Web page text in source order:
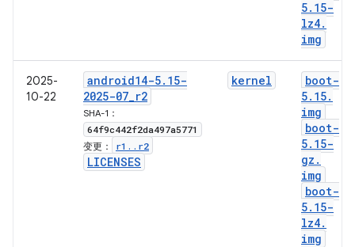
5. 15-
lz4.
img
2025-
10-22
android14-5. 15-
2025-07_r2
SHA-1：
64f9c442f2da497a5771
变更： r1 . . r2
LICENSES
kernel
boot-
5. 15.
img
boot-
5. 15-
gz .
img
boot-
5. 15-
lz4.
img